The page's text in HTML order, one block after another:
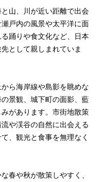
山、川が近い距離で出会
戸内の風景や太平洋に面
踊りや食文化など、日本
として親しまれていま
ら海岸線や島影を眺めな
景観、城下町の面影、藍
があります。市街地散策
や渓谷の自然に出会える
、観光と食事を無理なく
春や秋が散策しやすく、